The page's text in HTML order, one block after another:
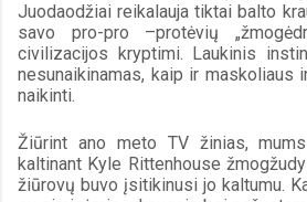
Juodaodžiai reikalauja tiktai balto
savo pro-pro –protėvių
civilizacijos kryptimi. Laukinis
nesunaikinamas, kaip ir maskoliaus
naikinti.
Žiūrint ano meto TV žinias,
kaltinant Kyle Rittenhouse
žiūrovų buvo įsitikinusi jo kaltumu.